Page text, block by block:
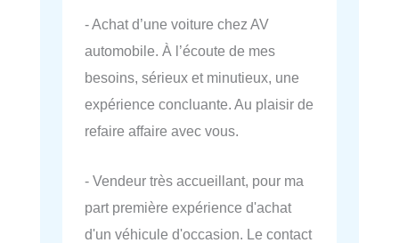
- Achat d’une voiture chez AV
automobile. À l’écoute de mes
besoins, sérieux et minutieux, une
expérience concluante. Au plaisir de
refaire affaire avec vous.
- Vendeur très accueillant, pour ma
part première expérience d'achat
d'un véhicule d'occasion. Le contact